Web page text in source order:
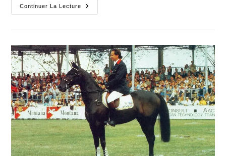
Continuer La Lecture
Ssouvenirs
De
Flamme
Brûlante
De
La
Mémoire